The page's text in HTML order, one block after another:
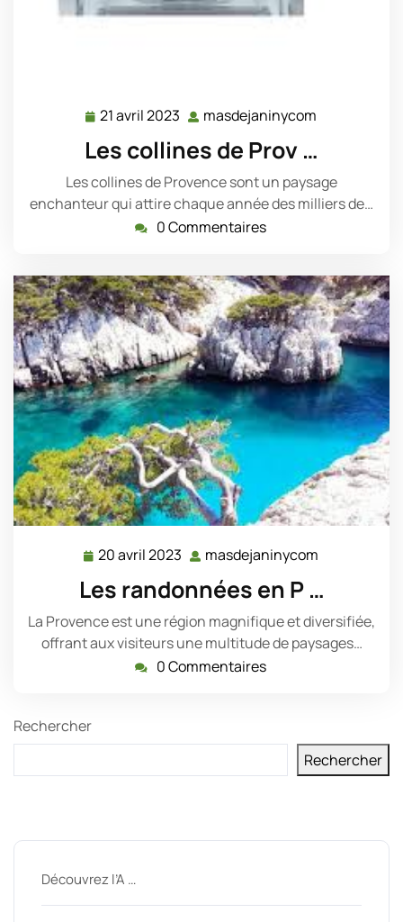
21 avril 2023 21
2023
masdejaninycom
Les collines de Prov …
Les collines de Provence sont un paysage
enchanteur qui attire chaque année des milliers de…
0 Commentaires
20 avril 2023 20
2023
masdejaninycom
Les randonnées en P …
La Provence est une région magnifique et diversifiée,
offrant aux visiteurs une multitude de paysages…
0 Commentaires
Rechercher
Rechercher
Découvrez l’A …